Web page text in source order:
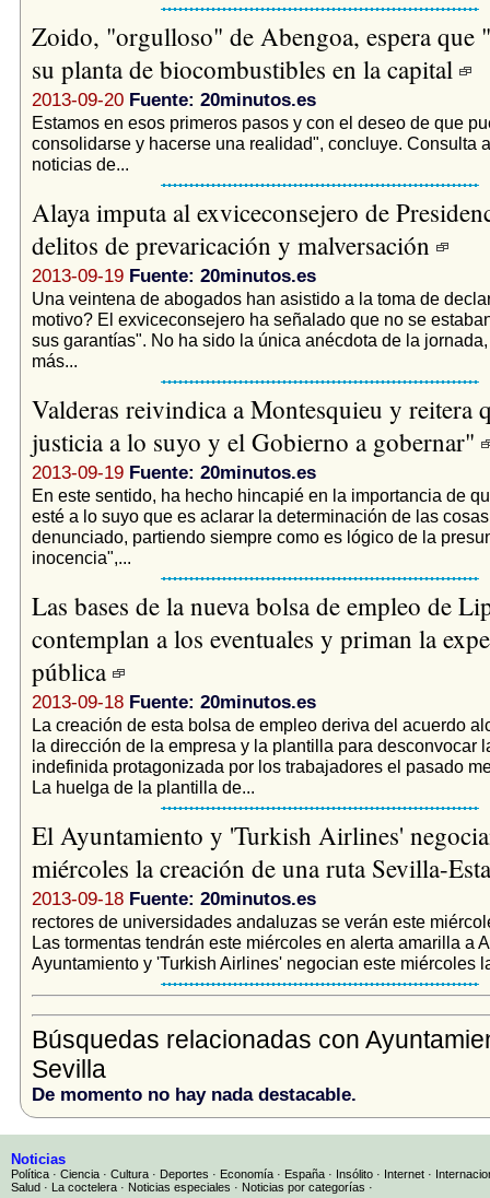
Zoido, "orgulloso" de Abengoa, espera que
su planta de biocombustibles en la capital
2013-09-20 Fuente: 20minutos.es
Estamos en esos primeros pasos y con el deseo de que
consolidarse y hacerse una realidad", concluye. Consulta
noticias de...
Alaya imputa al exviceconsejero de
delitos de prevaricación y malversación
2013-09-19 Fuente: 20minutos.es
Una veintena de abogados han asistido a la toma de
motivo? El exviceconsejero ha señalado que no se
sus garantías". No ha sido la única anécdota de la
más...
Valderas reivindica a Montesquieu y reitera
justicia a lo suyo y el Gobierno a gobernar"
2013-09-19 Fuente: 20minutos.es
En este sentido, ha hecho hincapié en la importancia de
esté a lo suyo que es aclarar la determinación de las
denunciado, partiendo siempre como es lógico de la
inocencia",...
Las bases de la nueva bolsa de empleo de
contemplan a los eventuales y priman la
pública
2013-09-18 Fuente: 20minutos.es
La creación de esta bolsa de empleo deriva del acuerdo
la dirección de la empresa y la plantilla para desconvocar
indefinida protagonizada por los trabajadores el pasado
La huelga de la plantilla de...
El Ayuntamiento y 'Turkish Airlines'
miércoles la creación de una ruta Sevilla-
2013-09-18 Fuente: 20minutos.es
rectores de universidades andaluzas se verán este
Las tormentas tendrán este miércoles en alerta amarilla a
Ayuntamiento y 'Turkish Airlines' negocian este miércoles
Búsquedas relacionadas con
Sevilla
De momento no hay nada destacable.
Noticias
Política · Ciencia · Cultura · Deportes · Economía · España · Insólito · Internet ·
Salud · La coctelera · Noticias especiales · Noticias por categorías ·